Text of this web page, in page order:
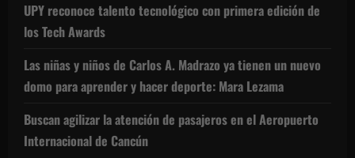
UPY reconoce talento tecnológico con primera edición de
los Tech Awards
Las niñas y niños de Carlos A. Madrazo ya tienen un nuevo
domo para aprender y hacer deporte: Mara Lezama
Buscan agilizar la atención de pasajeros en el Aeropuerto
Internacional de Cancún